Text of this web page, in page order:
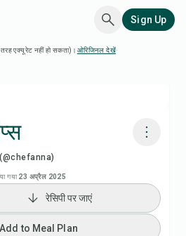
Sign Up
एक्यूरेट नहीं हो सकता)। ओरिजिनल देखें·
गया 23 अप्रैल 2025
Add to Meal Plan
रेसिपी पर जाएं
Add to Meal Plan